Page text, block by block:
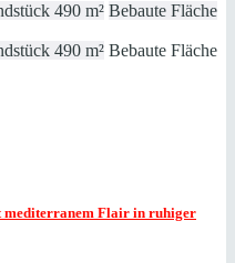
490 m² Bebaute Fläche
490 m² Bebaute Fläche
mediterranem Flair in ruhiger